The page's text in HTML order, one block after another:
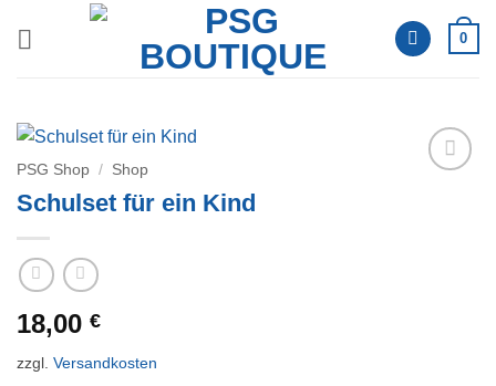
0
PSG Shop / Shop
Schulset für ein Kind
18,00 €
zzgl. Versandkosten